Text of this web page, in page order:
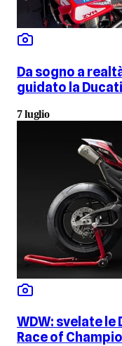
Da sogno a
guidato la
7 luglio
WDW: svelate le
Race of